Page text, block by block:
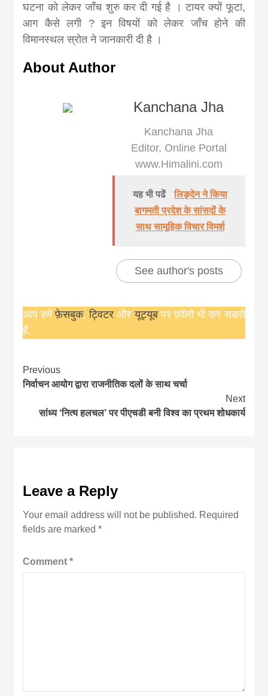
घटना को लेकर जाँच शुरु कर दी गई है । टायर क्यों फूटा,
आग कैसे लगी ? इन विषयों को लेकर जाँच होने की
विमानस्थल स्रोत ने जानकारी दी है ।
About Author
Kanchana Jha
Kanchana Jha
Editor, Online Portal
www.Himalini.com
यह भी पढें
लिङ्देन ने किया
बागमती प्रदेश के सांसदों के
साथ सामूहिक विचार विमर्श
See author's posts
आप हमेंफ़ेसबुक,ट्विटरऔरयूट्यूबपर फ़ॉलो भी कर सकते
हैं.
Continue
Reading
Previous
निर्वाचन आयोग द्वारा राजनीतिक दलों के साथ चर्चा
Next
सांध्य ‘नित्य हलचल’ पर पीएचडी बनी विश्व का प्रथम शोधकार्य
Leave a Reply
Your email address will not be published. Required
fields are marked*
Comment*